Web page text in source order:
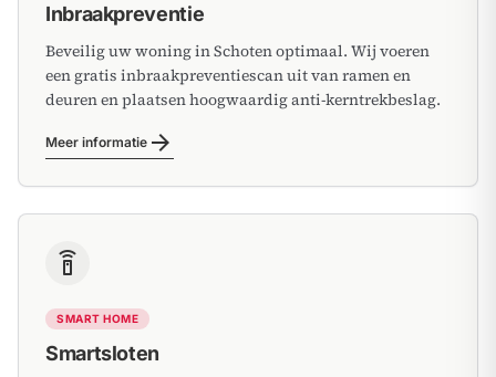
Inbraakpreventie
Beveilig uw woning in Schoten optimaal. Wij voeren
een gratis inbraakpreventiescan uit van ramen en
deuren en plaatsen hoogwaardig anti-kerntrekbeslag.
Meer informatie arrow_forward
settings_remote
SMART HOME
Smartsloten